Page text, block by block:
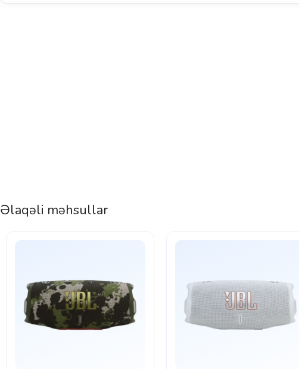
Əlaqəli məhsullar